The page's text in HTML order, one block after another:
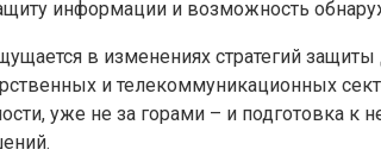
информации и возможность
в изменениях стратегий защиты
и телекоммуникационных
уже не за горами – и подготовка к